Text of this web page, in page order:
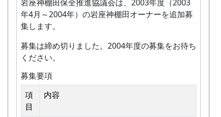
に参加すること。
田植え（手植え）、ヒエ引き、草刈り、刈り
こと。
田植え用の苗、肥料などは農家で準備しま
す。
石垣や畦道の草刈り、肥料の散布。
7月4日（日）2004-07-04 川刈り
○ 川刈り
川や道端の雑草を刈る。
7月25日（日）2004-07-25 棚田オーナー草引
き作業 ...
水田の中の雑草を引き抜く。
★ あまごつかみ
写真のテクニックは問いません。ふるってご応募
下さい。
募集要項
岩座神棚田保全推進協議会は、2003年度（2003
年4月～2004年）の岩座神棚田オーナーを追加募
集します。
募集は締め切りました。2004年度の募集をお待ち
ください。
募集要項
項
目
内容